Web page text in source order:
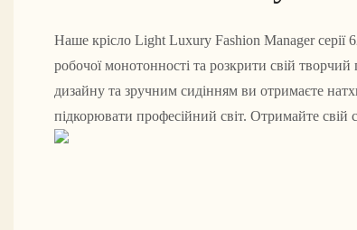
Наше крісло Light Luxury Fashion Manager серії
робочої монотонності та розкрити свій
дизайну та зручним сидінням ви отримаєте
підкорювати професійний світ. Отримайте свій